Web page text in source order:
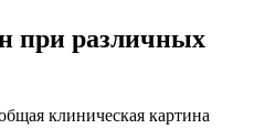
при различных
клиническая картина